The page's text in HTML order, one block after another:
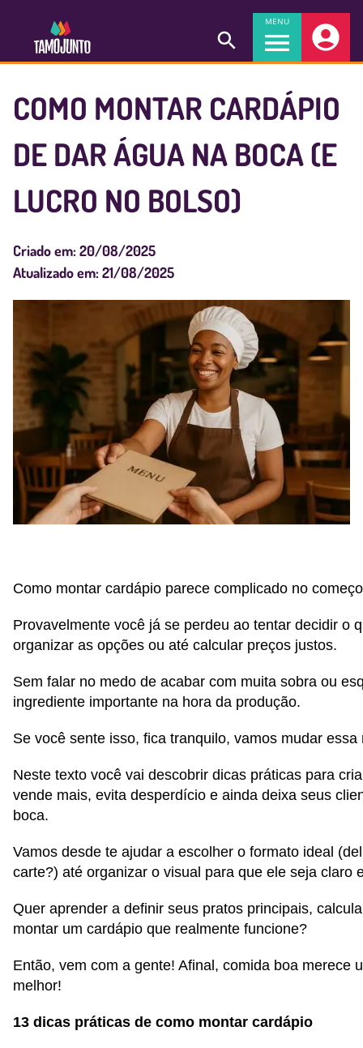
MENU
COMO MONTAR CARDÁPIO
DE DAR ÁGUA NA BOCA (E
LUCRO NO BOLSO)
Criado em:20/08/2025
Atualizado em:21/08/2025
Como montar cardápio parece complicado no
Provavelmente você já se perdeu ao tentar decidir o
organizar as opções ou até calcular preços justos.
Sem falar no medo de acabar com muita sobra ou
ingrediente importante na hora da produção.
Se você sente isso, fica tranquilo, vamos mudar essa
Neste texto você vai descobrir dicas práticas para
vende mais, evita desperdício e ainda deixa seus
boca.
Vamos desde te ajudar a escolher o formato ideal
carte?) até organizar o visual para que ele seja claro
Quer aprender a definir seus pratos principais,
montar um cardápio que realmente funcione?
Então, vem com a gente! Afinal, comida boa merece
melhor!
13 dicas práticas de como montar cardápio